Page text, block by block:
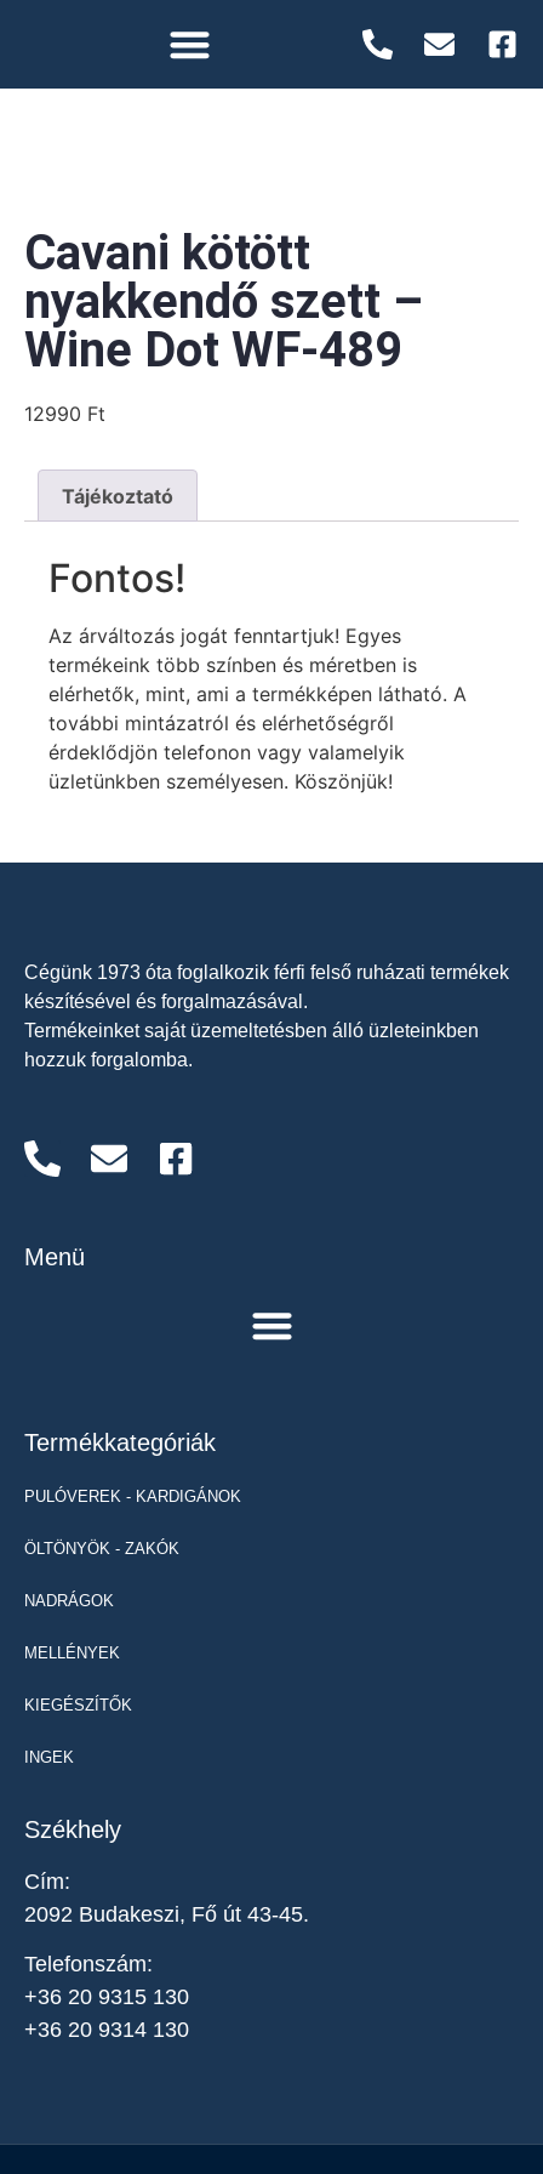
Cavani kötött
nyakkendő szett –
Wine Dot WF-489
12990 Ft
Tájékoztató
Fontos!
Az árváltozás jogát fenntartjuk! Egyes
termékeink több színben és méretben is
elérhetők, mint, ami a termékképen látható. A
további mintázatról és elérhetőségről
érdeklődjön telefonon vagy valamelyik
üzletünkben személyesen. Köszönjük!
Cégünk 1973 óta foglalkozik férfi felső ruházati termékek
készítésével és forgalmazásával.
Termékeinket saját üzemeltetésben álló üzleteinkben
hozzuk forgalomba.
Menü
Termékkategóriák
PULÓVEREK - KARDIGÁNOK
ÖLTÖNYÖK - ZAKÓK
NADRÁGOK
MELLÉNYEK
KIEGÉSZÍTŐK
INGEK
Székhely
Cím:
2092 Budakeszi, Fő út 43-45.
Telefonszám:
+36 20 9315 130
+36 20 9314 130